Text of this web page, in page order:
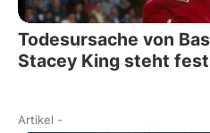
Todesursache von
Stacey King steht fest
Artikel -